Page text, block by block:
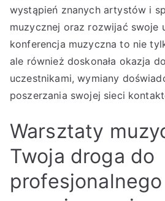
wystąpień znanych artystów i
muzycznej oraz rozwijać swoje
konferencja muzyczna to nie
ale również doskonała okazja
uczestnikami, wymiany
poszerzania swojej sieci
Warsztaty
Twoja droga do
profesjonalnego